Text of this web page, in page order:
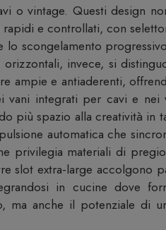
o vintage. Questi design
e controllati, con
scongelamento
invece, si
ampie e antiaderenti,
integrati per cavi e nei
più spazio alla creatività in
automatica che
privilegia materiali di
slot extra-large accolgono
in cucine dove
ma anche il potenziale di